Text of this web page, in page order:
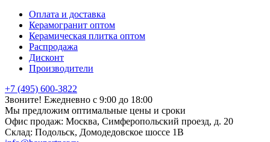
Оплата и доставка
Керамогранит оптом
Керамическая плитка оптом
Распродажа
Дисконт
Производители
+7 (495) 600-3822
Звоните! Ежедневно с 9:00 до 18:00
Мы предложим оптимальные цены и сроки
Офис продаж: Москва, Симферопольский проезд, д. 20
Склад: Подольск, Домодедовское шоссе 1В